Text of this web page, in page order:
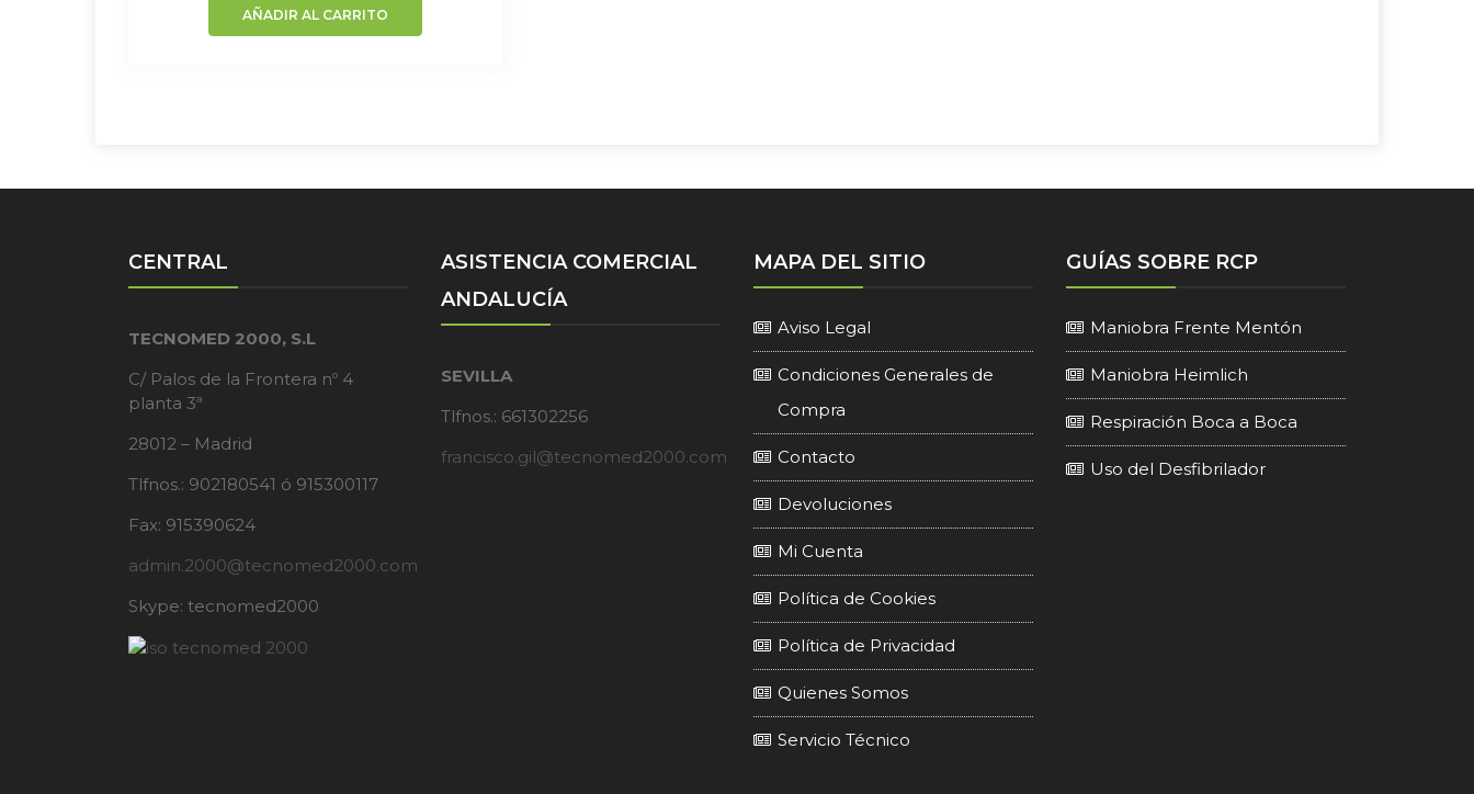
AÑADIR AL CARRITO
CENTRAL
TECNOMED 2000, S.L
C/ Palos de la Frontera nº 4
planta 3ª
28012 – Madrid
Tlfnos.: 902180541 ó 915300117
Fax: 915390624
admin.2000@tecnomed2000.com
Skype: tecnomed2000
ASISTENCIA COMERCIAL
ANDALUCÍA
SEVILLA
Tlfnos.: 661302256
francisco.gil@tecnomed2000.com
MAPA DEL SITIO
Aviso Legal
Condiciones Generales de
Compra
Contacto
Devoluciones
Mi Cuenta
Política de Cookies
Política de Privacidad
Quienes Somos
Servicio Técnico
GUÍAS SOBRE RCP
Maniobra Frente Mentón
Maniobra Heimlich
Respiración Boca a Boca
Uso del Desfibrilador